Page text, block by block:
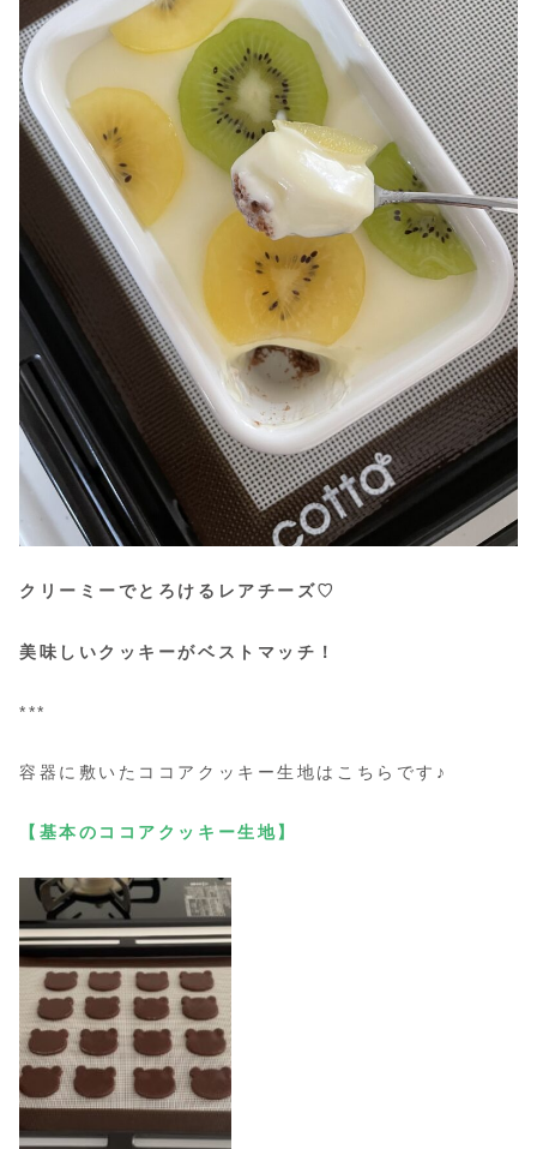
クリーミーでとろけるレアチーズ♡
美味しいクッキーがベストマッチ！
***
容器に敷いたココアクッキー生地はこちらです♪
【基本のココアクッキー生地】